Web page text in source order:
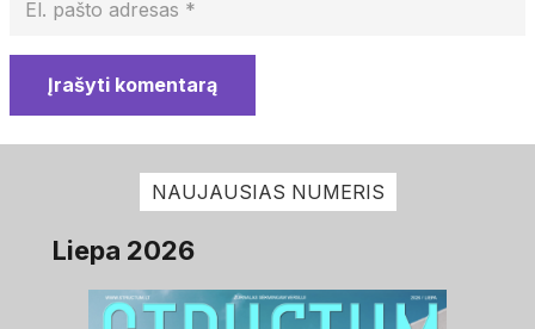
Įrašyti komentarą
NAUJAUSIAS NUMERIS
Liepa 2026